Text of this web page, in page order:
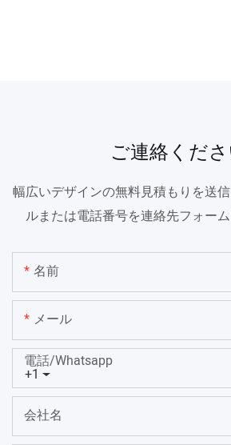
ご連絡くだ
幅広いデザインの無料見積もりを送
ルまたは電話番号を連絡先フォー
名前
メール
+1
電話/whatsapp
会社名